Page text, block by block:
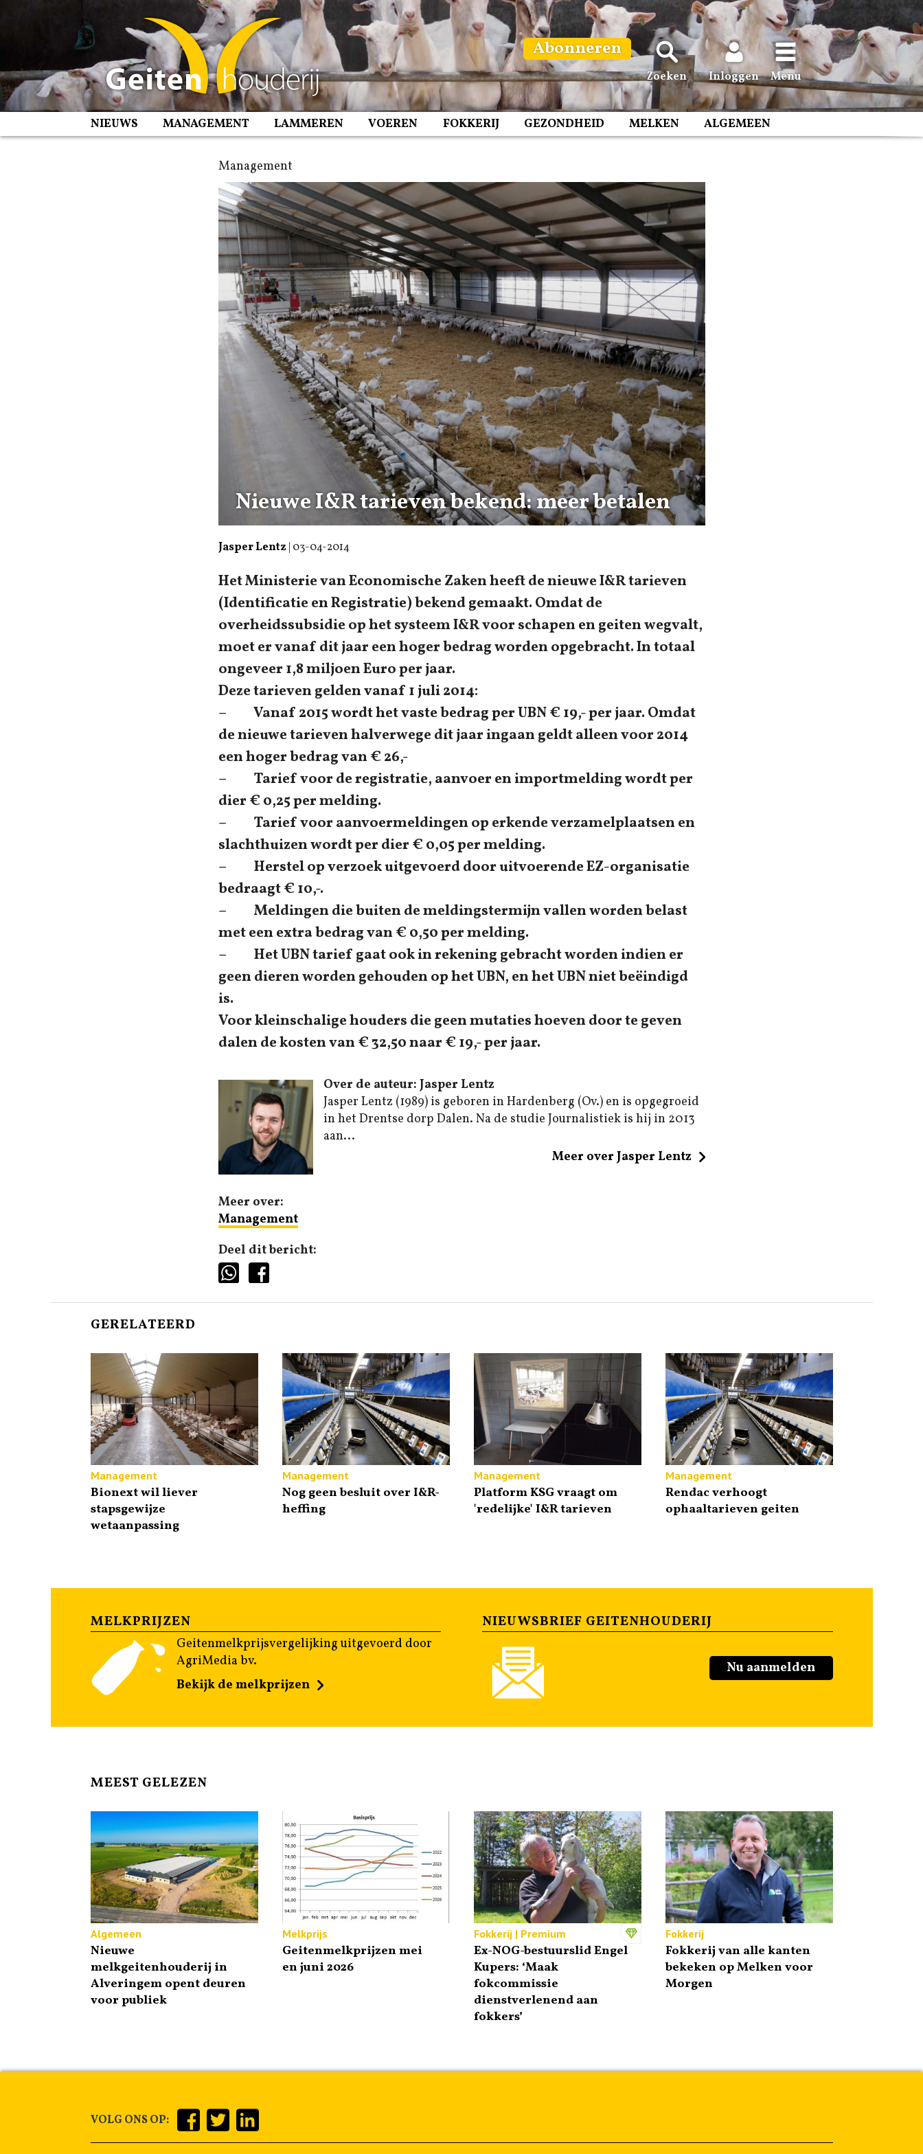
Abonneren
Zoeken Inloggen Menu
NIEUWS MANAGEMENT LAMMEREN VOEREN FOKKERIJ GEZONDHEID MELKEN ALGEMEEN
Management
Nieuwe I&R tarieven bekend: meer betalen
Jasper Lentz 03-04-2014
Het Ministerie van Economische Zaken heeft de nieuwe I&R tarieven
(Identificatie en Registratie) bekend gemaakt. Omdat de
overheidssubsidie op het systeem I&R voor schapen en geiten wegvalt,
moet er vanaf dit jaar een hoger bedrag worden opgebracht. In totaal
ongeveer 1,8 miljoen Euro per jaar.
Deze tarieven gelden vanaf 1 juli 2014:
– Vanaf 2015 wordt het vaste bedrag per UBN € 19,- per jaar. Omdat
de nieuwe tarieven halverwege dit jaar ingaan geldt alleen voor 2014
een hoger bedrag van € 26,-
– Tarief voor de registratie, aanvoer en importmelding wordt per
dier € 0,25 per melding.
– Tarief voor aanvoermeldingen op erkende verzamelplaatsen en
slachthuizen wordt per dier € 0,05 per melding.
– Herstel op verzoek uitgevoerd door uitvoerende EZ-organisatie
bedraagt € 10,-.
– Meldingen die buiten de meldingstermijn vallen worden belast
met een extra bedrag van € 0,50 per melding.
– Het UBN tarief gaat ook in rekening gebracht worden indien er
geen dieren worden gehouden op het UBN, en het UBN niet beëindigd
is.
Voor kleinschalige houders die geen mutaties hoeven door te geven
dalen de kosten van € 32,50 naar € 19,- per jaar.
Over de auteur: Jasper Lentz
Jasper Lentz (1989) is geboren in Hardenberg (Ov.) en is opgegroeid
in het Drentse dorp Dalen. Na de studie Journalistiek is hij in 2013
aan...
Meer over Jasper Lentz
Meer over:
Management
Deel dit bericht:
GERELATEERD
Management
Bionext wil liever
stapsgewijze
wetaanpassing
Management
Nog geen besluit over I&R-
heffing
Management
Platform KSG vraagt om
'redelijke' I&R tarieven
Management
Rendac verhoogt
ophaaltarieven geiten
MELKPRIJZEN
Geitenmelkprijsvergelijking uitgevoerd door
AgriMedia bv.
Bekijk de melkprijzen
NIEUWSBRIEF GEITENHOUDERIJ
Nu aanmelden
MEEST GELEZEN
Algemeen
Nieuwe
melkgeitenhouderij in
Alveringem opent deuren
voor publiek
Melkprijs
Geitenmelkprijzen mei
en juni 2026
Fokkerij | Premium
Ex-NOG-bestuurslid Engel
Kupers: ‘Maak
fokcommissie
dienstverlenend aan
fokkers’
Fokkerij
Fokkerij van alle kanten
bekeken op Melken voor
Morgen
VOLG ONS OP: